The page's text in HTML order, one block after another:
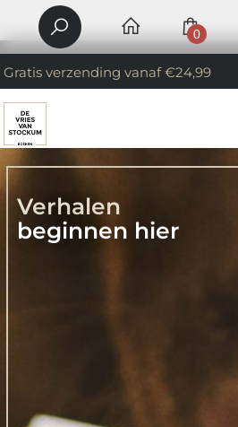
Gratis verzending vanaf €24,99
0
Verhalen
beginnen hier